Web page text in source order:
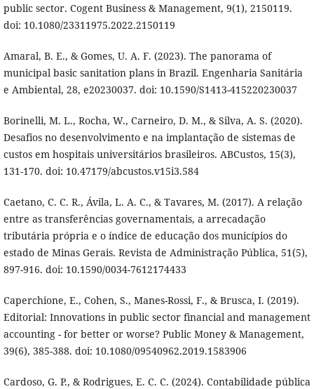
public sector. Cogent Business & Management, 9(1), 2150119.
doi: 10.1080/23311975.2022.2150119
Amaral, B. E., & Gomes, U. A. F. (2023). The panorama of
municipal basic sanitation plans in Brazil. Engenharia Sanitária
e Ambiental, 28, e20230037. doi: 10.1590/S1413-415220230037
Borinelli, M. L., Rocha, W., Carneiro, D. M., & Silva, A. S. (2020).
Desafios no desenvolvimento e na implantação de sistemas de
custos em hospitais universitários brasileiros. ABCustos, 15(3),
131-170. doi: 10.47179/abcustos.v15i3.584
Caetano, C. C. R., Ávila, L. A. C., & Tavares, M. (2017). A relação
entre as transferências governamentais, a arrecadação
tributária própria e o índice de educação dos municípios do
estado de Minas Gerais. Revista de Administração Pública, 51(5),
897-916. doi: 10.1590/0034-7612174433
Caperchione, E., Cohen, S., Manes-Rossi, F., & Brusca, I. (2019).
Editorial: Innovations in public sector financial and management
accounting - for better or worse? Public Money & Management,
39(6), 385-388. doi: 10.1080/09540962.2019.1583906
Cardoso, G. P., & Rodrigues, E. C. C. (2024). Contabilidade pública